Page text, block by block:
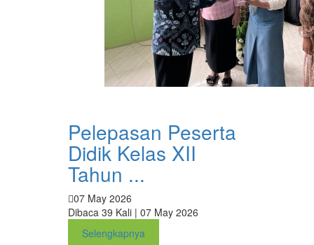
Pelepasan Peserta
Didik Kelas XII
Tahun ...
07 May 2026
Dibaca 39 Kali | 07 May 2026
Selengkapnya